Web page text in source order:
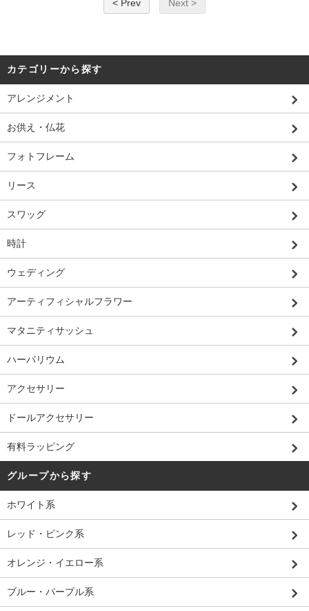
< Prev Next >
カテゴリーから探す
アレンジメント
お供え・仏花
フォトフレーム
リース
スワッグ
時計
ウェディング
アーティフィシャルフラワー
マタニティサッシュ
ハーバリウム
アクセサリー
ドールアクセサリー
有料ラッピング
グループから探す
ホワイト系
レッド・ピンク系
オレンジ・イエロー系
ブルー・パープル系